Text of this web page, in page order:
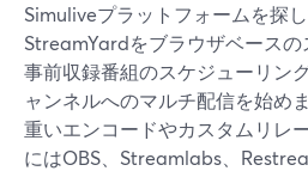
Simuliveプラットフォームを探
StreamYardをブラウザベースの
事前収録番組のスケジューリン
ャンネルへのマルチ配信を始め
重いエンコードやカスタムリレ
にはOBS、Streamlabs、